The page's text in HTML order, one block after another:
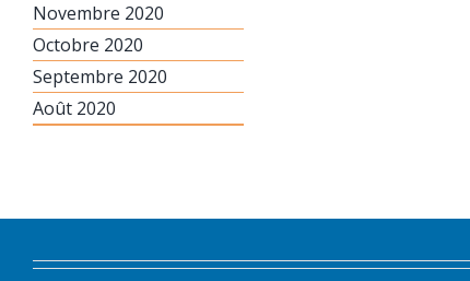
Novembre 2020
Octobre 2020
Septembre 2020
Août 2020